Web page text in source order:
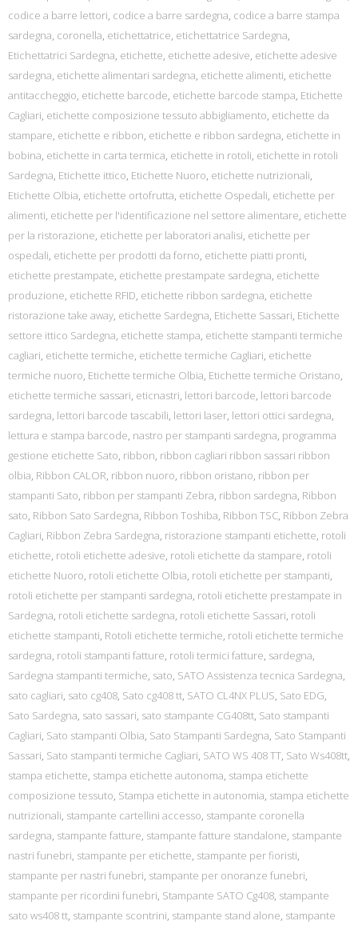
codice a barre lettori, codice a barre sardegna, codice a barre stampa
sardegna, coronella, etichettatrice, etichettatrice Sardegna,
Etichettatrici Sardegna, etichette, etichette adesive, etichette adesive
sardegna, etichette alimentari sardegna, etichette alimenti, etichette
antitaccheggio, etichette barcode, etichette barcode stampa, Etichette
Cagliari, etichette composizione tessuto abbigliamento, etichette da
stampare, etichette e ribbon, etichette e ribbon sardegna, etichette in
bobina, etichette in carta termica, etichette in rotoli, etichette in rotoli
Sardegna, Etichette ittico, Etichette Nuoro, etichette nutrizionali,
Etichette Olbia, etichette ortofrutta, etichette Ospedali, etichette per
alimenti, etichette per l'identificazione nel settore alimentare, etichette
per la ristorazione, etichette per laboratori analisi, etichette per
ospedali, etichette per prodotti da forno, etichette piatti pronti,
etichette prestampate, etichette prestampate sardegna, etichette
produzione, etichette RFID, etichette ribbon sardegna, etichette
ristorazione take away, etichette Sardegna, Etichette Sassari, Etichette
settore ittico Sardegna, etichette stampa, etichette stampanti termiche
cagliari, etichette termiche, etichette termiche Cagliari, etichette
termiche nuoro, Etichette termiche Olbia, Etichette termiche Oristano,
etichette termiche sassari, eticnastri, lettori barcode, lettori barcode
sardegna, lettori barcode tascabili, lettori laser, lettori ottici sardegna,
lettura e stampa barcode, nastro per stampanti sardegna, programma
gestione etichette Sato, ribbon, ribbon cagliari ribbon sassari ribbon
olbia, Ribbon CALOR, ribbon nuoro, ribbon oristano, ribbon per
stampanti Sato, ribbon per stampanti Zebra, ribbon sardegna, Ribbon
sato, Ribbon Sato Sardegna, Ribbon Toshiba, Ribbon TSC, Ribbon Zebra
Cagliari, Ribbon Zebra Sardegna, ristorazione stampanti etichette, rotoli
etichette, rotoli etichette adesive, rotoli etichette da stampare, rotoli
etichette Nuoro, rotoli etichette Olbia, rotoli etichette per stampanti,
rotoli etichette per stampanti sardegna, rotoli etichette prestampate in
Sardegna, rotoli etichette sardegna, rotoli etichette Sassari, rotoli
etichette stampanti, Rotoli etichette termiche, rotoli etichette termiche
sardegna, rotoli stampanti fatture, rotoli termici fatture, sardegna,
Sardegna stampanti termiche, sato, SATO Assistenza tecnica Sardegna,
sato cagliari, sato cg408, Sato cg408 tt, SATO CL4NX PLUS, Sato EDG,
Sato Sardegna, sato sassari, sato stampante CG408tt, Sato stampanti
Cagliari, Sato stampanti Olbia, Sato Stampanti Sardegna, Sato Stampanti
Sassari, Sato stampanti termiche Cagliari, SATO WS 408 TT, Sato Ws408tt,
stampa etichette, stampa etichette autonoma, stampa etichette
composizione tessuto, Stampa etichette in autonomia, stampa etichette
nutrizionali, stampante cartellini accesso, stampante coronella
sardegna, stampante fatture, stampante fatture standalone, stampante
nastri funebri, stampante per etichette, stampante per fioristi,
stampante per nastri funebri, stampante per onoranze funebri,
stampante per ricordini funebri, Stampante SATO Cg408, stampante
sato ws408 tt, stampante scontrini, stampante stand alone, stampante